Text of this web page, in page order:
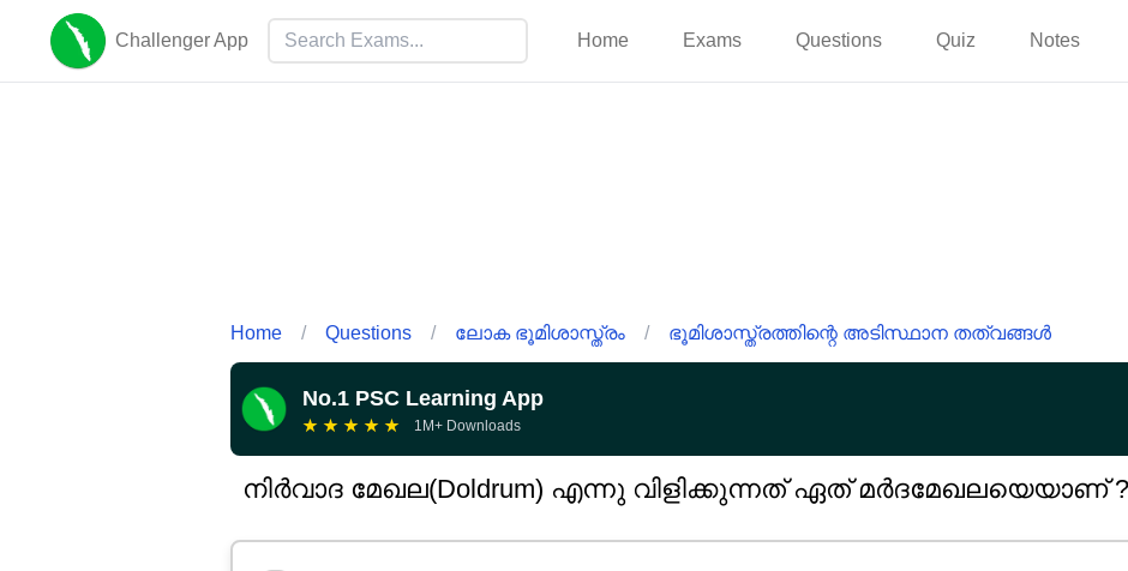
Challenger App Home Exams Questions Quiz Notes
Home / Questions / ലോക ഭൂമിശാസ്ത്രം / ഭൂമിശാസ്ത്രത്തിന്റെ അടിസ്ഥാന തത്വങ്ങൾ
No.1 PSC Learning App
★ ★ ★ ★ ★ 1M+ Downloads
നിർവാദ മേഖല(Doldrum) എന്നു വിളിക്കുന്നത് ഏത് മർദമേഖലയെയാണ് ?